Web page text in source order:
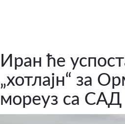
Иран ће
„хотлајн“ за
мореуз са САД